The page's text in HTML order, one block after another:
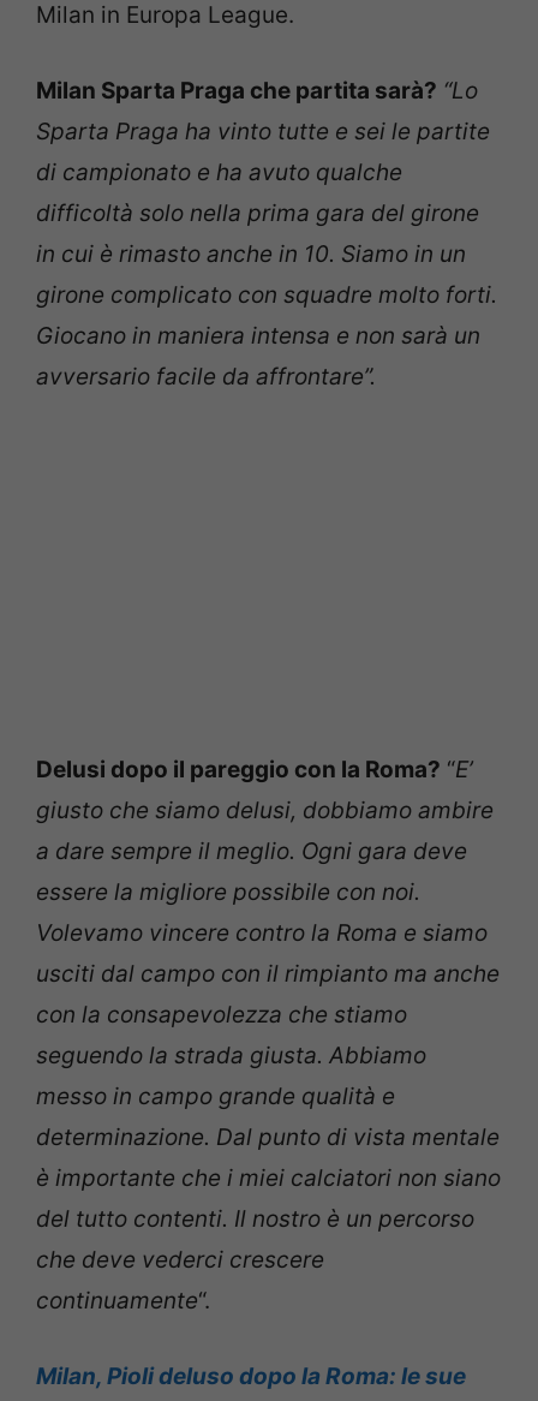
Milan in Europa League.
Milan Sparta Praga che partita sarà? “Lo
Sparta Praga ha vinto tutte e sei le partite
di campionato e ha avuto qualche
difficoltà solo nella prima gara del girone
in cui è rimasto anche in 10. Siamo in un
girone complicato con squadre molto forti.
Giocano in maniera intensa e non sarà un
avversario facile da affrontare”.
Delusi dopo il pareggio con la Roma? “E’
giusto che siamo delusi, dobbiamo ambire
a dare sempre il meglio. Ogni gara deve
essere la migliore possibile con noi.
Volevamo vincere contro la Roma e siamo
usciti dal campo con il rimpianto ma anche
con la consapevolezza che stiamo
seguendo la strada giusta. Abbiamo
messo in campo grande qualità e
determinazione. Dal punto di vista mentale
è importante che i miei calciatori non siano
del tutto contenti. Il nostro è un percorso
che deve vederci crescere
continuamente“.
Milan, Pioli deluso dopo la Roma: le sue